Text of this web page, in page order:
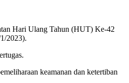
Hari Ulang Tahun (HUT) Ke-42
2023).
keamanan dan ketertiban